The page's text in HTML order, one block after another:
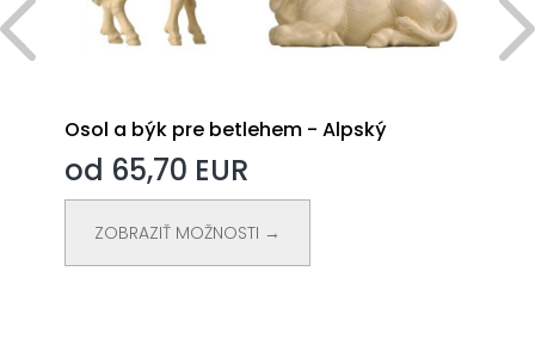
Osol a býk pre betlehem - Alpský
od 65,70 EUR
ZOBRAZIŤ MOŽNOSTI →